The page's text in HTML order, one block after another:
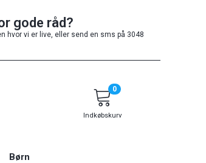
gode råd?
hvor vi er live, eller send en sms på 3048
Indkøbskurv
0
Børn